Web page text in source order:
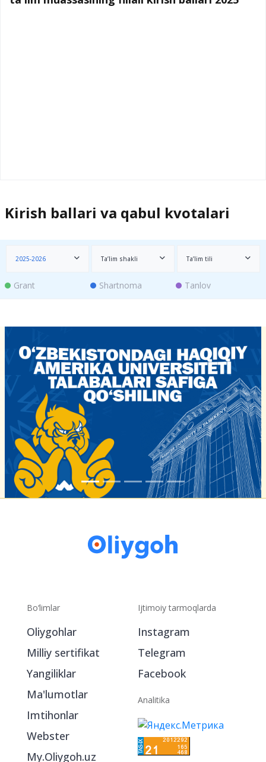
Kirish ballari va qabul kvotalari
2025-2026 Ta’lim shakli Ta’lim tili
Grant Shartnoma Tanlov
Bo‘limlar
Oliygohlar
Milliy sertifikat
Yangiliklar
Ma'lumotlar
Imtihonlar
Webster
My.Oliygoh.uz
Ijtimoiy tarmoqlarda
Instagram
Telegram
Facebook
Analitika